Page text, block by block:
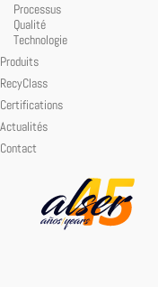
Processus
Qualité
Technologie
Produits
RecyClass
Certifications
Actualités
Contact